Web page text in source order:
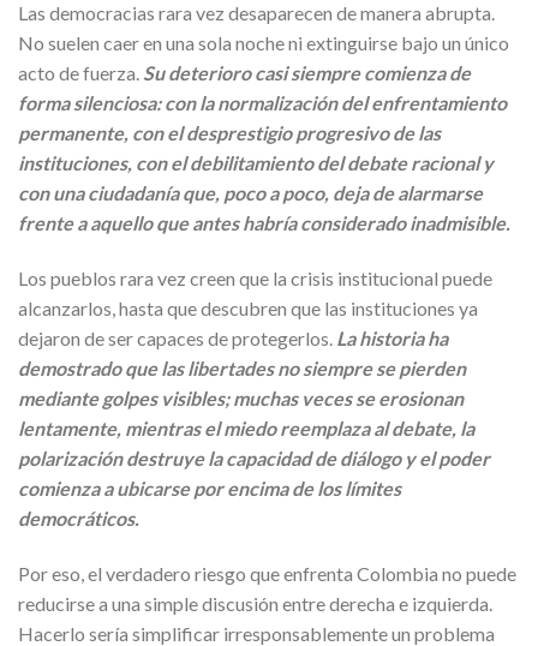
Las democracias rara vez desaparecen de manera abrupta.
No suelen caer en una sola noche ni extinguirse bajo un único
acto de fuerza. Su deterioro casi siempre comienza de
forma silenciosa: con la normalización del enfrentamiento
permanente, con el desprestigio progresivo de las
instituciones, con el debilitamiento del debate racional y
con una ciudadanía que, poco a poco, deja de alarmarse
frente a aquello que antes habría considerado inadmisible.
Los pueblos rara vez creen que la crisis institucional puede
alcanzarlos, hasta que descubren que las instituciones ya
dejaron de ser capaces de protegerlos. La historia ha
demostrado que las libertades no siempre se pierden
mediante golpes visibles; muchas veces se erosionan
lentamente, mientras el miedo reemplaza al debate, la
polarización destruye la capacidad de diálogo y el poder
comienza a ubicarse por encima de los límites
democráticos.
Por eso, el verdadero riesgo que enfrenta Colombia no puede
reducirse a una simple discusión entre derecha e izquierda.
Hacerlo sería simplificar irresponsablemente un problema